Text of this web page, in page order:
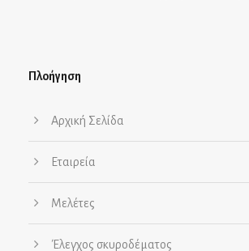
Πλοήγηση
Αρχική Σελίδα
Εταιρεία
Μελέτες
Έλεγχος σκυροδέματος